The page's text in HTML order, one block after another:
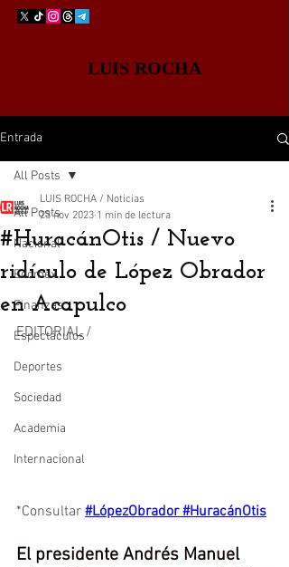
LUIS ROCHA
Entrada
All Posts
Nacional
Edomex
Finanzas
Espectáculos
Deportes
Sociedad
Academia
Internacional
All Posts
#HuracánOtis / Nuevo
ridículo de López Obrador
en Acapulco
LUIS ROCHA / Noticias
23 nov 2023 1 min de lectura
EDITORIAL /
*Consultar #LópezObrador #HuracánOtis
El presidente Andrés Manuel